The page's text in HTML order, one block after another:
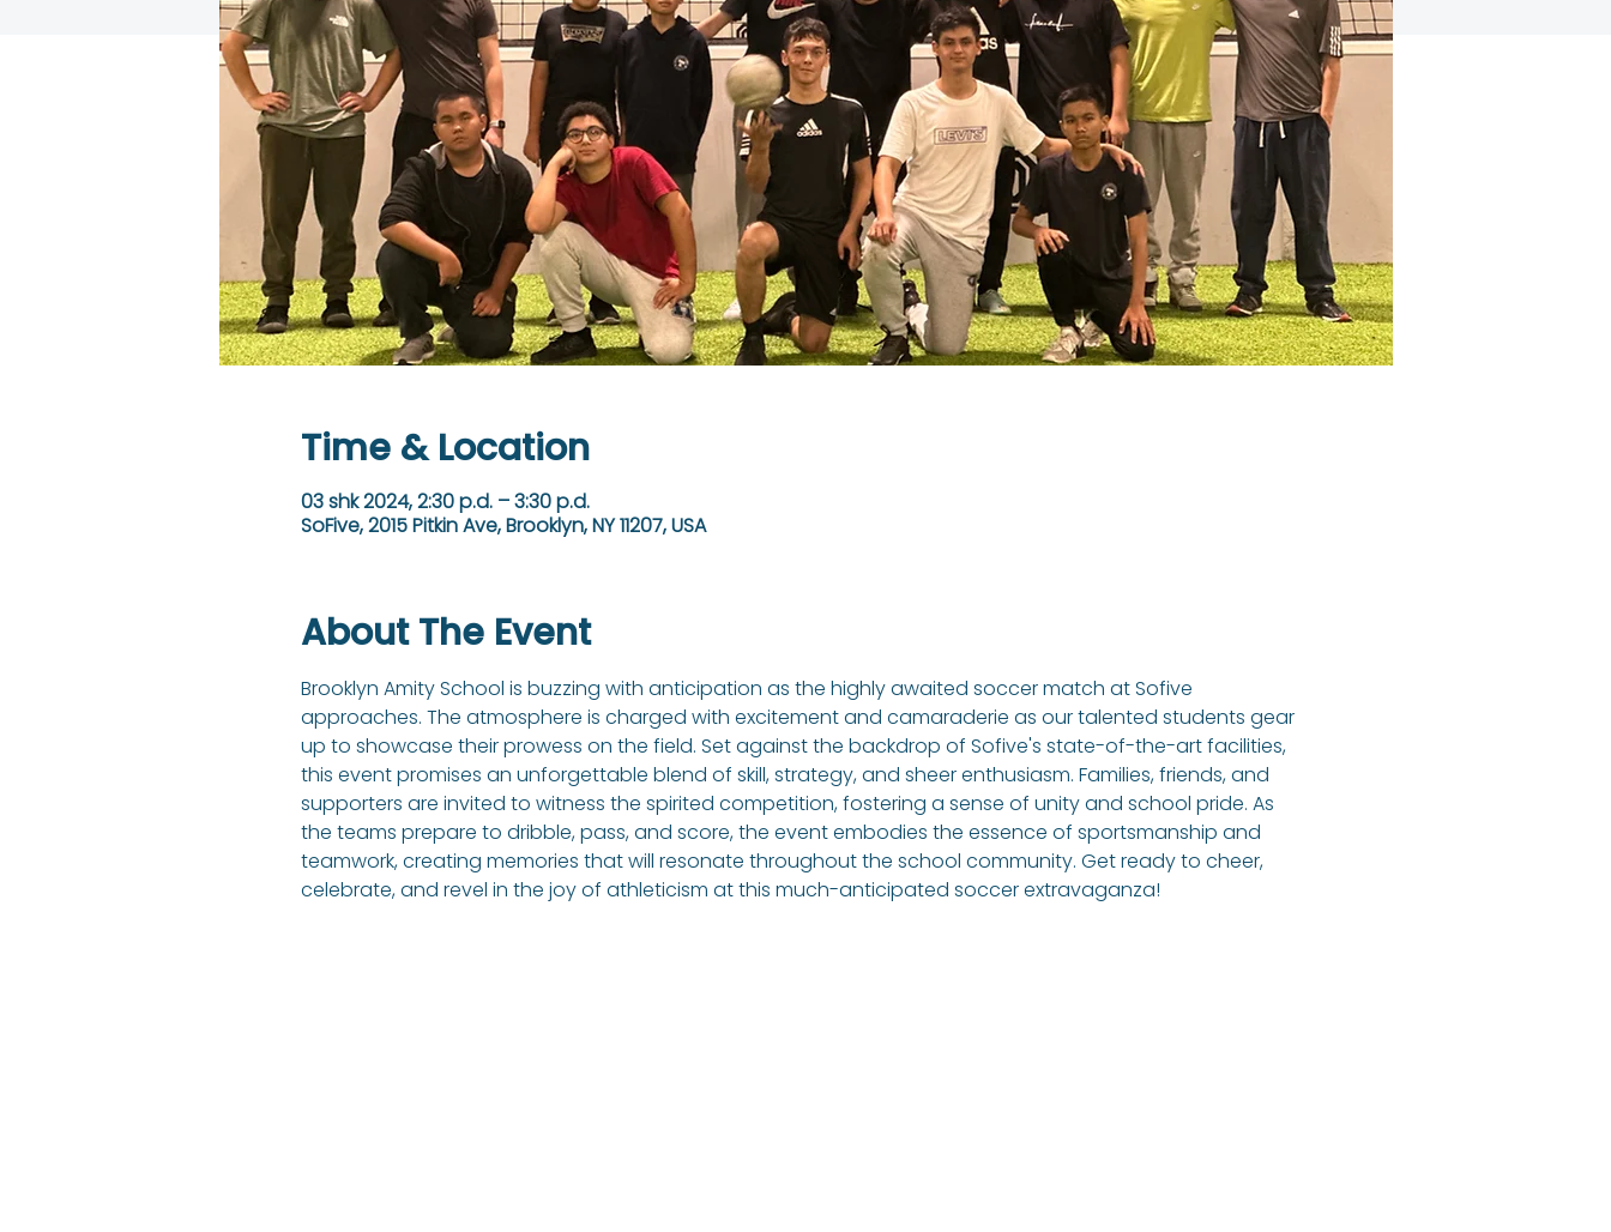
Time & Location
03 shk 2024, 2:30 p.d. – 3:30 p.d.
SoFive, 2015 Pitkin Ave, Brooklyn, NY 11207, USA
About The Event
Brooklyn Amity School is buzzing with anticipation as the highly awaited soccer match at Sofive
approaches. The atmosphere is charged with excitement and camaraderie as our talented students gear
up to showcase their prowess on the field. Set against the backdrop of Sofive's state-of-the-art facilities,
this event promises an unforgettable blend of skill, strategy, and sheer enthusiasm. Families, friends, and
supporters are invited to witness the spirited competition, fostering a sense of unity and school pride. As
the teams prepare to dribble, pass, and score, the event embodies the essence of sportsmanship and
teamwork, creating memories that will resonate throughout the school community. Get ready to cheer,
celebrate, and revel in the joy of athleticism at this much-anticipated soccer extravaganza!